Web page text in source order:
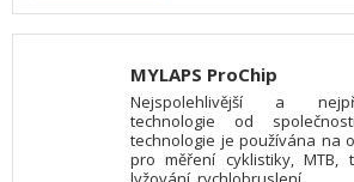
MYLAPS ProChip
Nejspolehlivější a
technologie od
technologie je používána na
pro měření cyklistiky, MTB,